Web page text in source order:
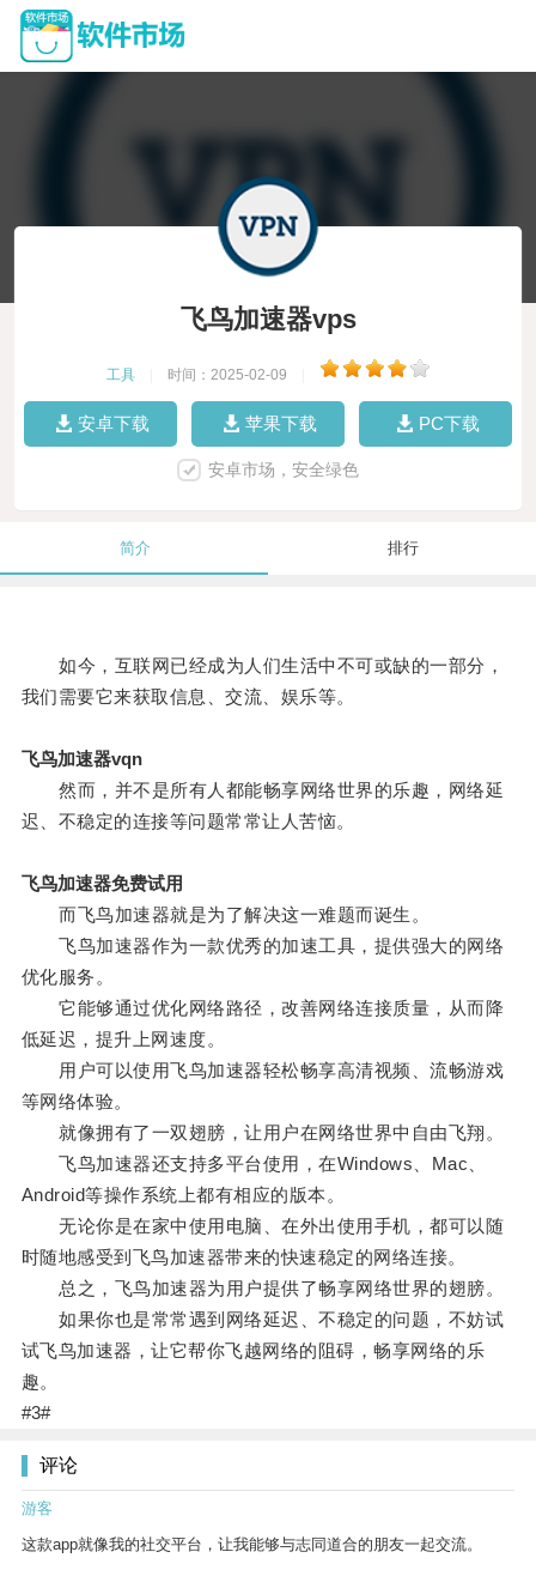
飞鸟加速器vps
工具 时间：2025-02-09
安卓下载 苹果下载 PC下载
安卓市场，安全绿色
简介 排行
如今，互联网已经成为人们生活中不可或缺的一部分，
我们需要它来获取信息、交流、娱乐等。
飞鸟加速器vqn
然而，并不是所有人都能畅享网络世界的乐趣，网络延
迟、不稳定的连接等问题常常让人苦恼。
飞鸟加速器免费试用
而飞鸟加速器就是为了解决这一难题而诞生。
飞鸟加速器作为一款优秀的加速工具，提供强大的网络
优化服务。
它能够通过优化网络路径，改善网络连接质量，从而降
低延迟，提升上网速度。
用户可以使用飞鸟加速器轻松畅享高清视频、流畅游戏
等网络体验。
就像拥有了一双翅膀，让用户在网络世界中自由飞翔。
飞鸟加速器还支持多平台使用，在Windows、Mac、
Android等操作系统上都有相应的版本。
无论你是在家中使用电脑、在外出使用手机，都可以随
时随地感受到飞鸟加速器带来的快速稳定的网络连接。
总之，飞鸟加速器为用户提供了畅享网络世界的翅膀。
如果你也是常常遇到网络延迟、不稳定的问题，不妨试
试飞鸟加速器，让它帮你飞越网络的阻碍，畅享网络的乐
趣。
#3#
评论
游客
这款app就像我的社交平台，让我能够与志同道合的朋友一起交流。